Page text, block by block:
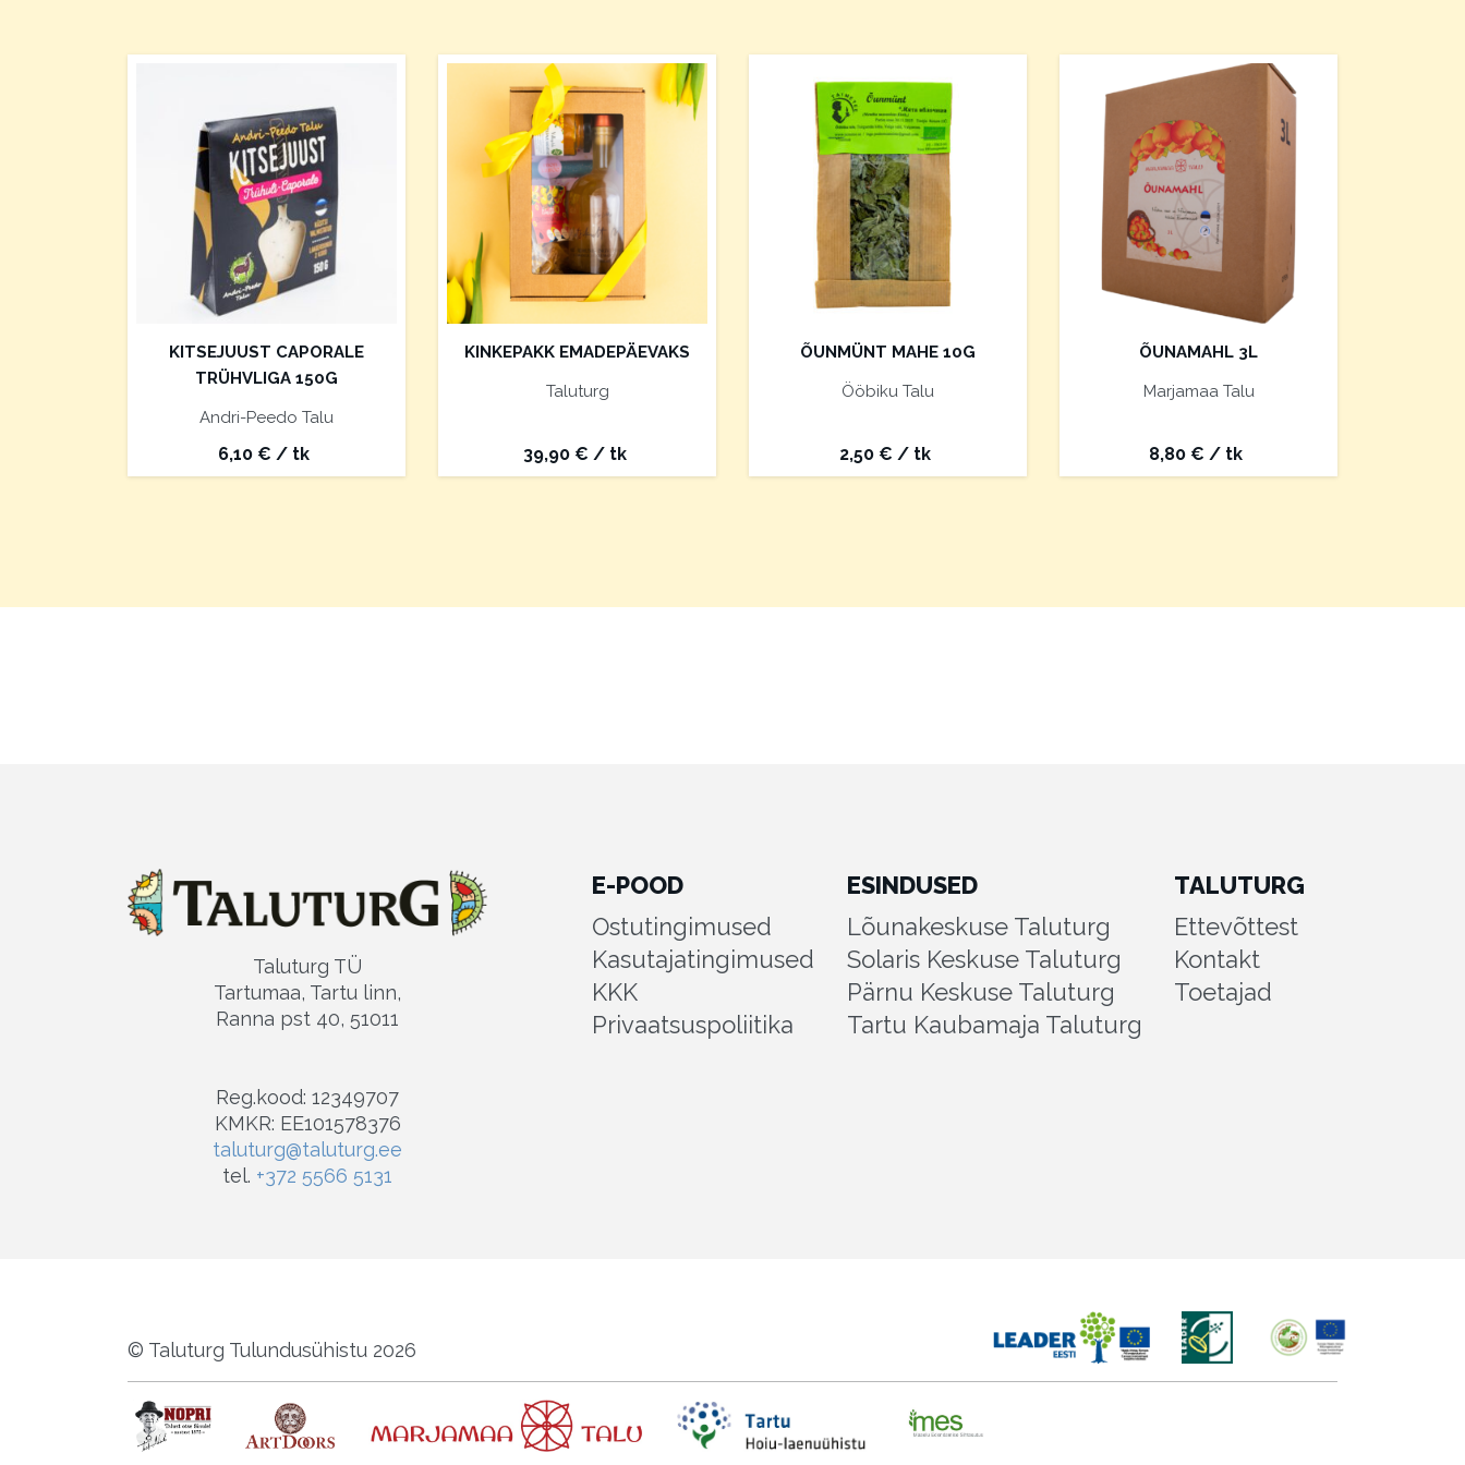
KITSEJUUST CAPORALE
TRÜHVLIGA 150G
Andri-Peedo Talu
6,10 € / tk
KINKEPAKK EMADEPÄEVAKS
Taluturg
39,90 € / tk
ÕUNMÜNT MAHE 10G
Ööbiku Talu
2,50 € / tk
ÕUNAMAHL 3L
Marjamaa Talu
8,80 € / tk
Taluturg TÜ
Tartumaa, Tartu linn,
Ranna pst 40, 51011
Reg.kood: 12349707
KMKR: EE101578376
taluturg@taluturg.ee
tel. +372 5566 5131
E-POOD
Ostutingimused
Kasutajatingimused
KKK
Privaatsuspoliitika
ESINDUSED
Lõunakeskuse Taluturg
Solaris Keskuse Taluturg
Pärnu Keskuse Taluturg
Tartu Kaubamaja Taluturg
TALUTURG
Ettevõttest
Kontakt
Toetajad
© Taluturg Tulundusühistu 2026